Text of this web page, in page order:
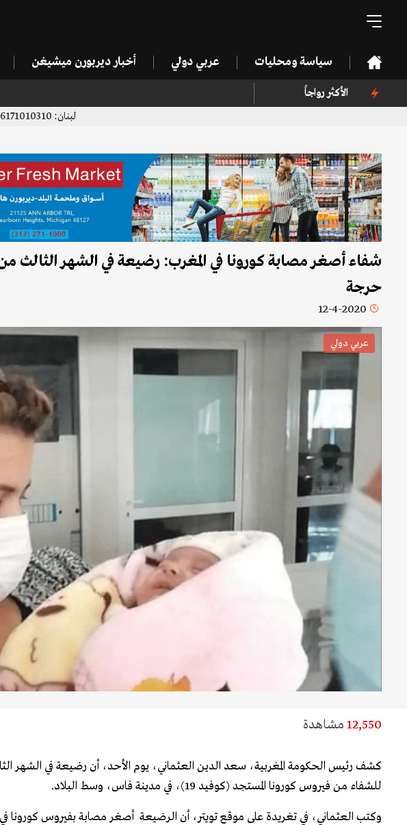
سياسة ومحليات عربي دولي أخبار ديربورن ميشيغن
الأكثر رواجاً
لبنان: 96171010310+ ديربورن: 13137751171+ | 13136996923+
شفاء أصغر مصابة كورونا في المغرب: رضيعة في الشهر الثالث
حرجة
12-4-2020
عربي دولي
12,550 مشاهدة
كشف رئيس الحكومة المغربية، سعد الدين العثماني، يوم الأحد، أن رضيعة في الشهر
للشفاء من فيروس كورونا المستجد (كوفيد 19)، في مدينة فاس، وسط البلاد.
وكتب العثماني، في تغريدة على موقع تويتر، أن الرضيعة أصغر مصابة بفيروس كورونا في